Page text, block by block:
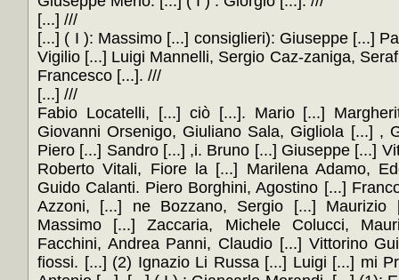
[...] ///
[...] ( I ): Massimo [...] consiglieri): Giuseppe [...]
Vigilio [...] Luigi Mannelli, Sergio Caz-zaniga,
Francesco [...]. ///
[...] ///
Fabio Locatelli, [...] ciò [...]. Mario [...]
Giovanni Orsenigo, Giuliano Sala, Gigliola [...] ,
Piero [...] Sandro [...] ,i. Bruno [...] Giuseppe [...]
Roberto Vitali, Fiore la [...] Marilena Adamo,
Guido Calanti. Piero Borghini, Agostino [...]
Azzoni, [...] ne Bozzano, Sergio [...]
Massimo [...] Zaccaria, Michele Colucci,
Facchini, Andrea Panni, Claudio [...] Vittorino
fiossi. [...] (2) Ignazio Li Russa [...] Luigi [...] mi